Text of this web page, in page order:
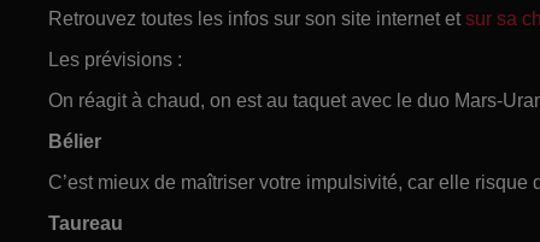
Retrouvez toutes les infos sur son site internet et sur sa
Les prévisions :
On réagit à chaud, on est au taquet avec le duo Mars-
Bélier
C’est mieux de maîtriser votre impulsivité, car elle risque
Taureau